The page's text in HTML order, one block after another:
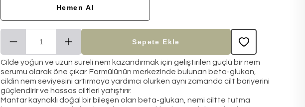
Hemen Al
Sepete Ekle
Cilde yoğun ve uzun süreli nem kazandırmak için geliştirilen güçlü bir nem
serumu olarak öne çıkar. Formülünün merkezinde bulunan beta-glukan,
cildin nem seviyesini artırmaya yardımcı olurken aynı zamanda cilt bariyerini
güçlendirir ve hassas ciltleri yatıştırır.
Mantar kaynaklı doğal bir bileşen olan beta-glukan, nemi ciltte tutma